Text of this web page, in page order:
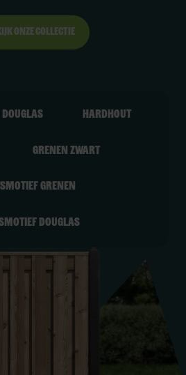
onze collectie
Douglas Hardhout
Grenen zwart
Grenen
Douglas